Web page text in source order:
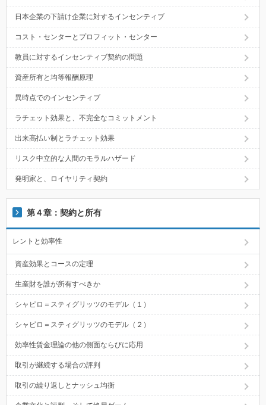
日本企業の下請け企業に対するインセンティブ
コスト・センターとプロフィット・センター
教員に対するインセンティブ契約の問題
資産所有と均等報酬原理
異時点でのインセンティブ
ラチェット効果と、不完全なコミットメント
出来高払い制とラチェット効果
リスク中立的な人間のモラルハザード
発明家と、ロイヤリティ契約
第４章：契約と所有
レントと効率性
資産効果とコースの定理
生産財を誰が所有すべきか
シャピロ＝スティグリッツのモデル（１）
シャピロ＝スティグリッツのモデル（２）
効率性賃金理論の他の側面ならびに応用
取引が継続する場合の評判
取引の繰り返しとナッシュ均衡